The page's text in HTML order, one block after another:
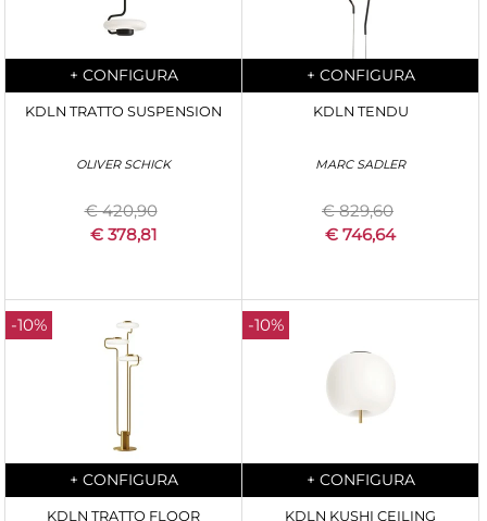
Quantità
+ CONFIGURA
KDLN TRATTO SUSPENSION
OLIVER SCHICK
€ 420,90
€ 378,81
Quantità
+ CONFIGURA
KDLN TENDU
MARC SADLER
€ 829,60
€ 746,64
-10%
Quantità
+ CONFIGURA
KDLN TRATTO FLOOR
-10%
Quantità
+ CONFIGURA
KDLN KUSHI CEILING